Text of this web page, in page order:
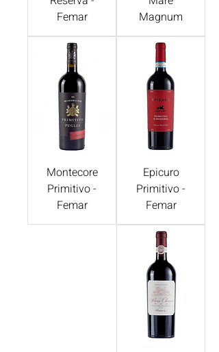
Magnum
Femar
Epicuro
Primitivo -
Femar
Montecore
Primitivo -
Femar